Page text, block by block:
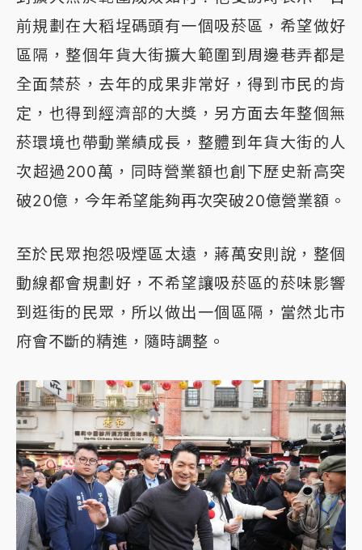
前規劃在大稻埕碼頭有一個吸菸區，希望做好
區隔，整個年貨大街擴大範圍到周邊巷弄都是
全面禁菸，去年的成果非常好，得到市民的肯
定，也得到經濟部的大獎，另方面去年整個無
菸環境也帶動業績成長，整體到年貨大街的人
次超過200萬，同時營業額也創下歷史新高突
破20億，今年希望能夠再次突破20億營業額。
至於民眾抱怨吸煙區太遠，蔣萬安則說，整個
動線都會規劃好，不希望讓吸菸區的菸味影響
到逛街的民眾，所以做出一個區隔，當然北市
府會不斷的精進，隨時調整。